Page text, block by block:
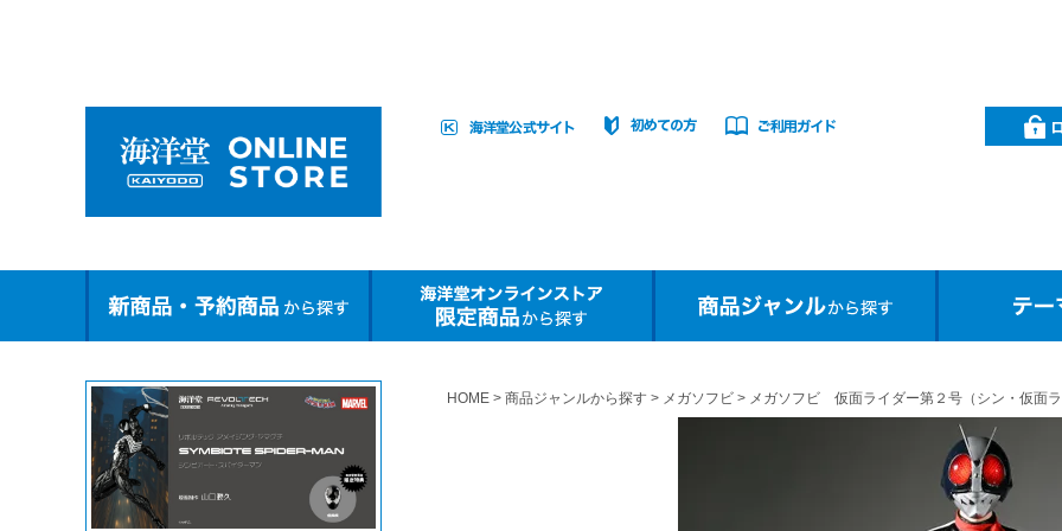
HOME 商品ジャンルから探す メガソフビ メガソフビ 仮面ライダー第２号（シン・仮面